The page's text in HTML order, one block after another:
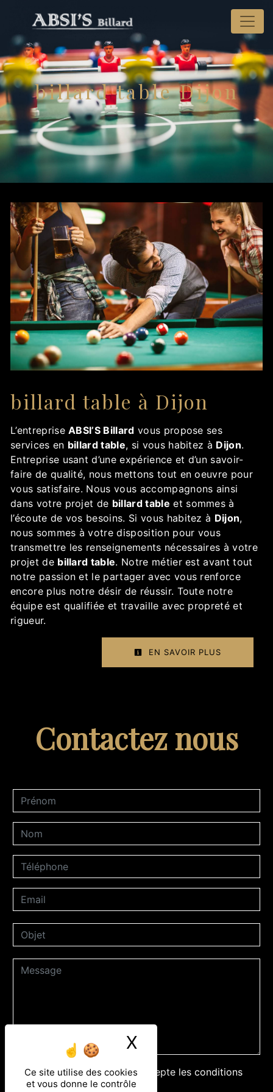
Ce site utilise des cookies
et vous donne le contrôle
X
billard table Dijon
billard table à Dijon
L’entrepriseABSI’S Billard vous propose ses
services en billard table, si vous habitez à Dijon.
Entreprise usant d’une expérience et d’un savoir-
faire de qualité, nous mettons tout en oeuvre pour
vous satisfaire. Nous vous accompagnons ainsi
dans votre projet de billard table et sommes à
l’écoute de vos besoins. Si vous habitez à Dijon,
nous sommes à votre disposition pour vous
transmettre les renseignements nécessaires à votre
projet de billard table. Notre métier est avant tout
notre passion et le partager avec vous renforce
encore plus notre désir de réussir. Toute notre
équipe est qualifiée et travaille avec propreté et
rigueur.
EN SAVOIR PLUS
Contactez nous
En cochant cette case, j'accepte les conditions
particulières ci-dessous **